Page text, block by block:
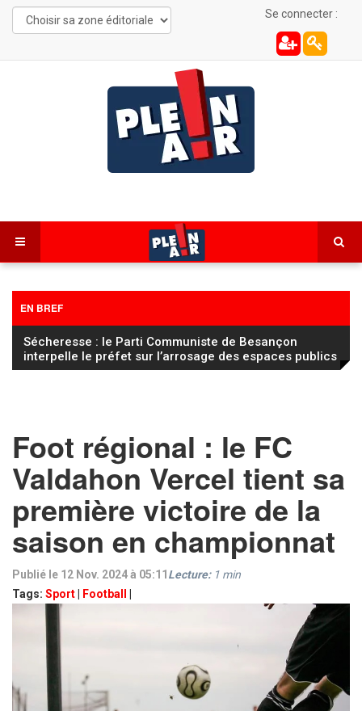
Se connecter :
EN BREF
FC Sochaux Montbéliard – Saint-Étienne : la sanction
réduite au secteur 106
Foot régional : le FC
Valdahon Vercel tient sa
première victoire de la
saison en championnat
Publié le 12 Nov. 2024 à 05:11
Tags: Sport Football
Lecture: 1 min